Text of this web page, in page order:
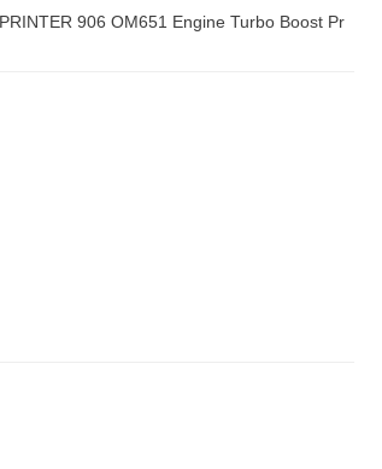
906 OM651 Engine Turbo Boost Pr